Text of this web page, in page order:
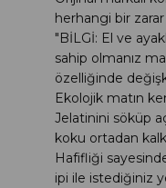
herhangi bir
"BİLGİ: El ve
sahip olmanız
özelliğinde
Ekolojik matın
Jelatinini söküp
koku ortadan
Hafifliği
ipi ile istediğiniz